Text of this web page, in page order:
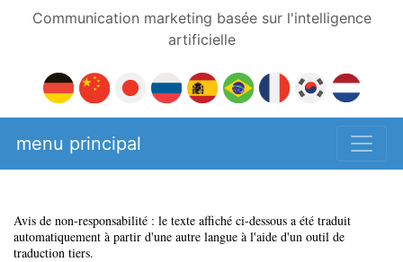
Communication marketing basée sur l'intelligence
artificielle
menu principal
Avis de non-responsabilité : le texte affiché ci-dessous a été traduit
automatiquement à partir d'une autre langue à l'aide d'un outil de
traduction tiers.